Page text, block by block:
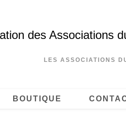
des Associations
LES ASSOCIATIONS
BOUTIQUE